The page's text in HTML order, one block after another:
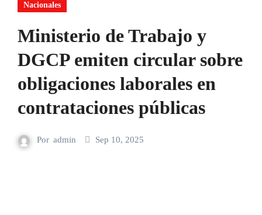
Nacionales
Ministerio de Trabajo y
DGCP emiten circular sobre
obligaciones laborales en
contrataciones públicas
Por admin Sep 10, 2025